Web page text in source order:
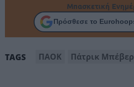
Μπασκετική
Πρόσθεσε το
TAGS ΠΑΟΚ Πάτρικ